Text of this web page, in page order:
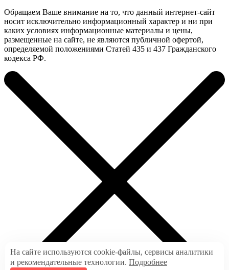
Обращаем Ваше внимание на то, что данный интернет-сайт
носит исключительно информационный характер и ни при
каких условиях информационные материалы и цены,
размещенные на сайте, не являются публичной офертой,
определяемой положениями Статей 435 и 437 Гражданского
кодекса РФ.
На сайте используются cookie-файлы, сервисы аналитики
и рекомендательные технологии. Подробнее